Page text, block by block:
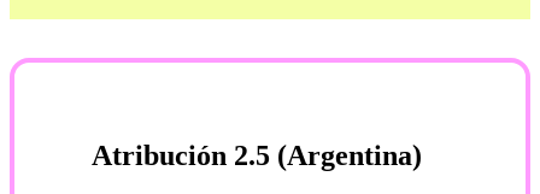
Atribución 2.5 (Argentina)